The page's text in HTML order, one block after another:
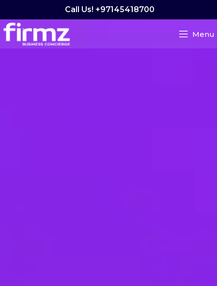
Call Us! +97145418700
Menu